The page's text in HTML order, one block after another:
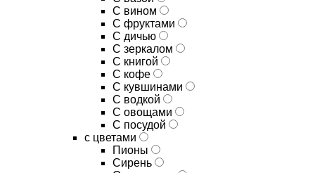
C вином
C фруктами
C дичью
C зеркалом
C книгой
C кофе
C кувшинами
C водкой
C овощами
C посудой
с цветами
Пионы
Сирень